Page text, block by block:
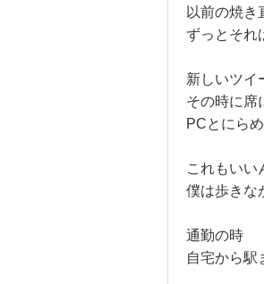
以前の焼き
ずっとそれ
新しいツイ
その時に席
PCとにら
これもいい
僕は歩きな
通勤の時
自宅から駅